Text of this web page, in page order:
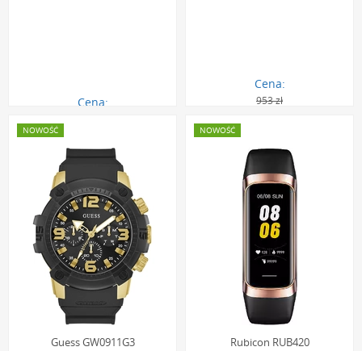
Cena:
Cena:
953 zł
Guess GW0911G3
NOWOŚĆ
Rubicon RUB420
NOWOŚĆ